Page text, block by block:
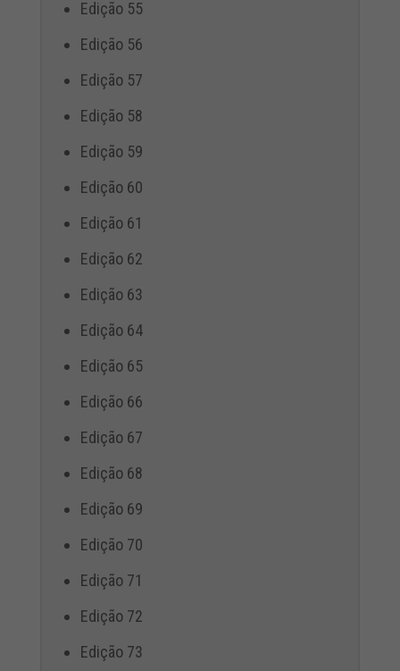
Edição 55
Edição 56
Edição 57
Edição 58
Edição 59
Edição 60
Edição 61
Edição 62
Edição 63
Edição 64
Edição 65
Edição 66
Edição 67
Edição 68
Edição 69
Edição 70
Edição 71
Edição 72
Edição 73